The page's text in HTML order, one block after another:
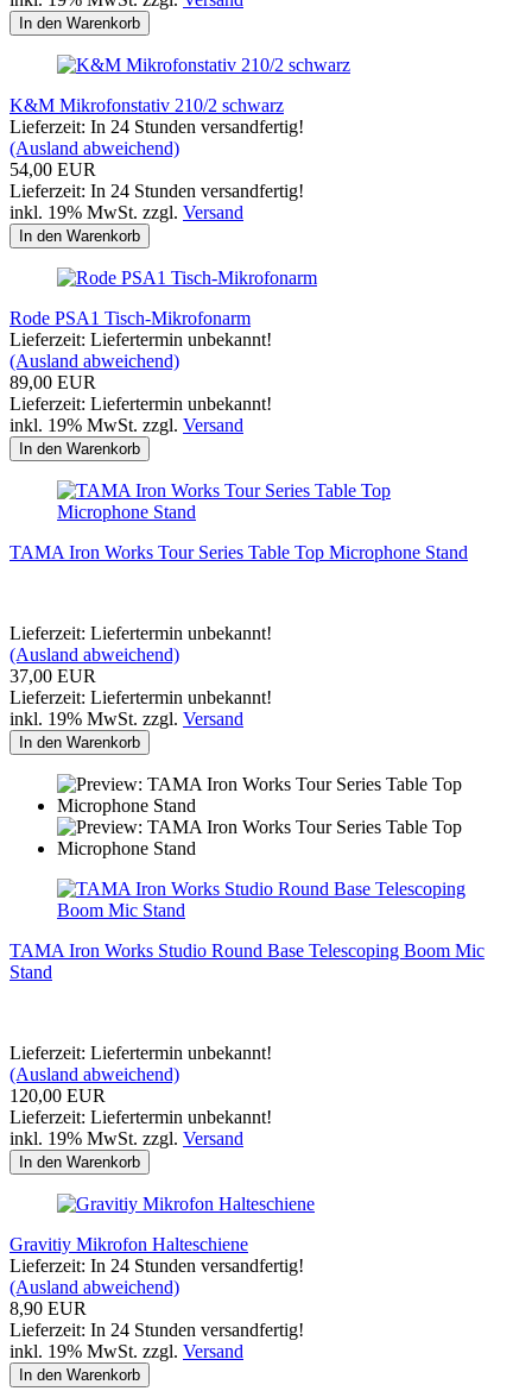
In den Warenkorb
K&M Mikrofonstativ 210/2 schwarz
Lieferzeit: In 24 Stunden versandfertig!
(Ausland abweichend)
54,00 EUR
Lieferzeit: In 24 Stunden versandfertig!
inkl. 19% MwSt. zzgl. Versand
In den Warenkorb
Rode PSA1 Tisch-Mikrofonarm
Lieferzeit: Liefertermin unbekannt!
(Ausland abweichend)
89,00 EUR
Lieferzeit: Liefertermin unbekannt!
inkl. 19% MwSt. zzgl. Versand
In den Warenkorb
TAMA Iron Works Tour Series Table Top Microphone Stand
Lieferzeit: Liefertermin unbekannt!
(Ausland abweichend)
37,00 EUR
Lieferzeit: Liefertermin unbekannt!
inkl. 19% MwSt. zzgl. Versand
In den Warenkorb
TAMA Iron Works Studio Round Base Telescoping Boom Mic
Stand
Lieferzeit: Liefertermin unbekannt!
(Ausland abweichend)
120,00 EUR
Lieferzeit: Liefertermin unbekannt!
inkl. 19% MwSt. zzgl. Versand
In den Warenkorb
Gravitiy Mikrofon Halteschiene
Lieferzeit: In 24 Stunden versandfertig!
(Ausland abweichend)
8,90 EUR
Lieferzeit: In 24 Stunden versandfertig!
inkl. 19% MwSt. zzgl. Versand
In den Warenkorb